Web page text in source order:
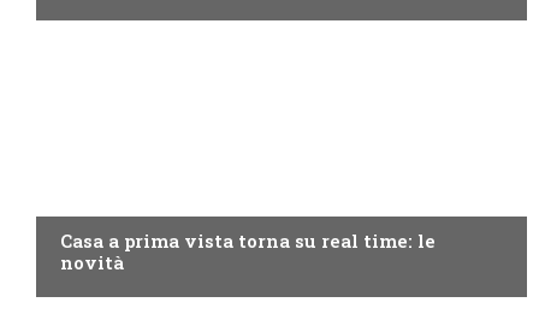
Casa a prima vista torna su real time: le
novità